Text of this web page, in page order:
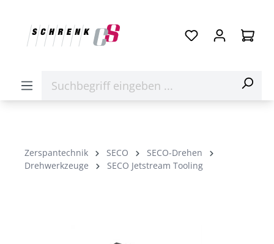
Zerspantechnik SECO
SECO-Drehen
Drehwerkzeuge
SECO Jetstream Tooling